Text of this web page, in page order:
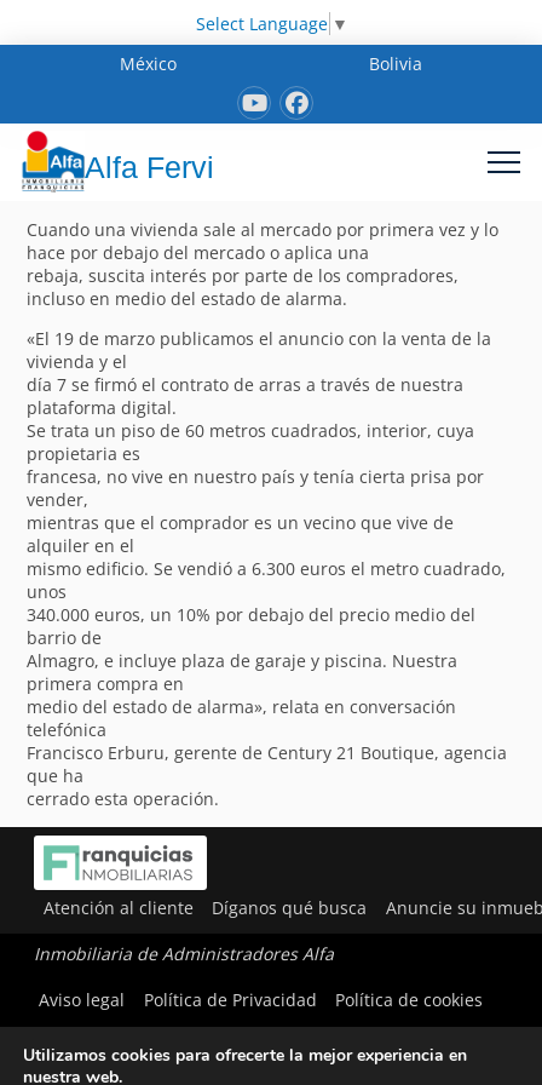
Select Language ▼
México
Bolivia
Alfa Fervi
Cuando una vivienda sale al mercado por primera vez y lo
hace por debajo del mercado o aplica una
rebaja, suscita interés por parte de los compradores,
incluso en medio del estado de alarma.
«El 19 de marzo publicamos el anuncio con la venta de la
vivienda y el
día 7 se firmó el contrato de arras a través de nuestra
plataforma digital.
Se trata un piso de 60 metros cuadrados, interior, cuya
propietaria es
francesa, no vive en nuestro país y tenía cierta prisa por
vender,
mientras que el comprador es un vecino que vive de
alquiler en el
mismo edificio. Se vendió a 6.300 euros el metro cuadrado,
unos
340.000 euros, un 10% por debajo del precio medio del
barrio de
Almagro, e incluye plaza de garaje y piscina. Nuestra
primera compra en
medio del estado de alarma», relata en conversación
telefónica
Francisco Erburu, gerente de Century 21 Boutique, agencia
que ha
cerrado esta operación.
Atención al cliente Díganos qué busca Anuncie su
Inmobiliaria de Administradores Alfa
Aviso legal
Política de Privacidad Política de cookies
Utilizamos cookies para ofrecerte la mejor experiencia en
nuestra web.